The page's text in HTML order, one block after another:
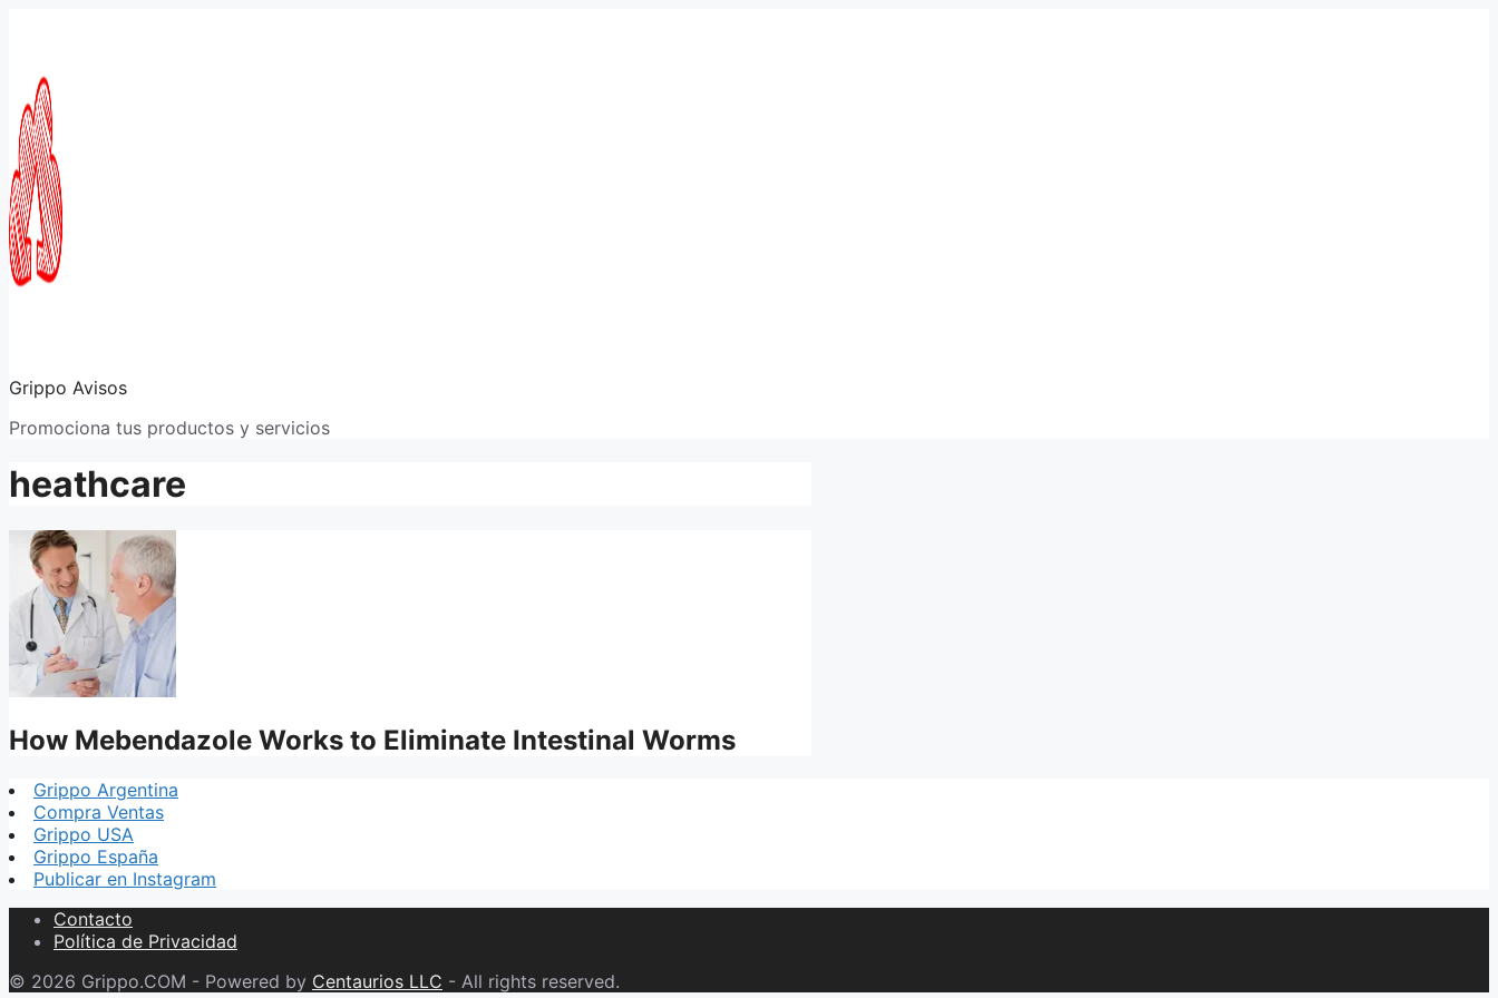
Grippo Avisos
Promociona tus productos y servicios
heathcare
How Mebendazole Works to Eliminate Intestinal Worms
Grippo Argentina
Compra Ventas
Grippo USA
Grippo España
Publicar en Instagram
Contacto
Política de Privacidad
© 2026 Grippo.COM - Powered by Centaurios LLC - All rights reserved.